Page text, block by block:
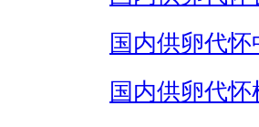
国内供卵代怀
国内供卵代怀